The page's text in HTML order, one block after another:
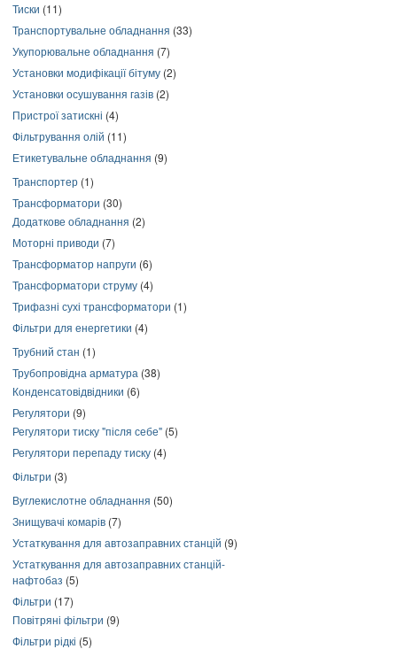
Тиски (11)
Транспортувальне обладнання (33)
Укупорювальне обладнання (7)
Установки модифікації бітуму (2)
Установки осушування газів (2)
Пристрої затискні (4)
Фільтрування олій (11)
Етикетувальне обладнання (9)
Транспортер (1)
Трансформатори (30)
Додаткове обладнання (2)
Моторні приводи (7)
Трансформатор напруги (6)
Трансформатори струму (4)
Трифазні сухі трансформатори (1)
Фільтри для енергетики (4)
Трубний стан (1)
Трубопровідна арматура (38)
Конденсатовідвідники (6)
Регулятори (9)
Регулятори тиску "після себе" (5)
Регулятори перепаду тиску (4)
Фільтри (3)
Вуглекислотне обладнання (50)
Знищувачі комарів (7)
Устаткування для автозаправних станцій (9)
Устаткування для автозаправних станцій-
нафтобаз (5)
Фільтри (17)
Повітряні фільтри (9)
Фільтри рідкі (5)